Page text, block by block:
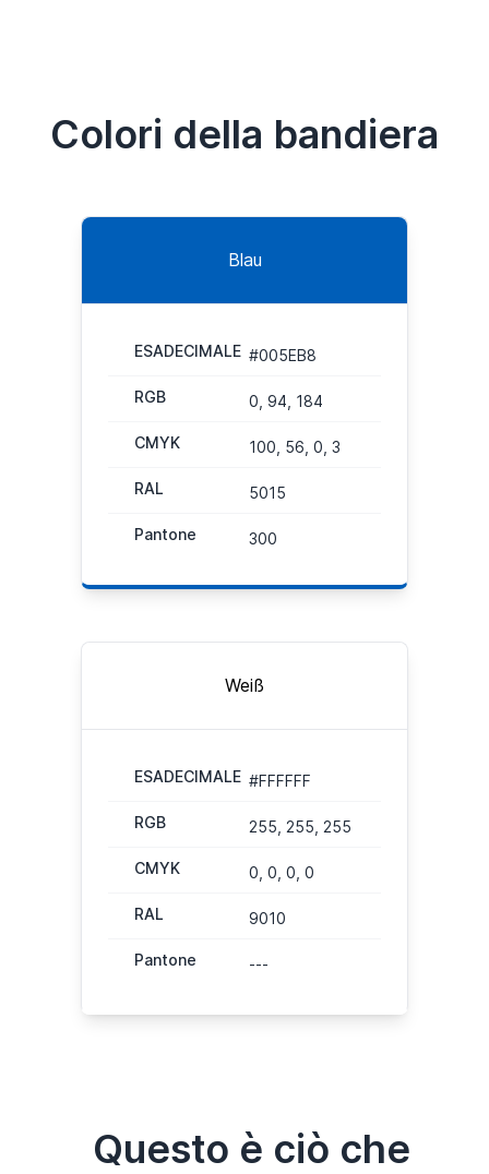
Colori della bandiera
Blau
ESADECIMALE #005EB8
RGB 0, 94, 184
CMYK 100, 56, 0, 3
RAL 5015
Pantone 300
Weiß
ESADECIMALE #FFFFFF
RGB 255, 255, 255
CMYK 0, 0, 0, 0
RAL 9010
Pantone ---
Questo è ciò che